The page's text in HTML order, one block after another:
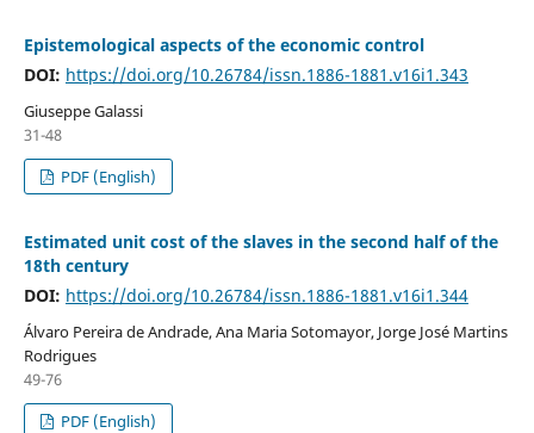
Epistemological aspects of the economic control
DOI: https://doi.org/10.26784/issn.1886-1881.v16i1.343
Giuseppe Galassi
31-48
PDF (English)
Estimated unit cost of the slaves in the second half of the
18th century
DOI: https://doi.org/10.26784/issn.1886-1881.v16i1.344
Álvaro Pereira de Andrade, Ana Maria Sotomayor, Jorge José Martins
Rodrigues
49-76
PDF (English)